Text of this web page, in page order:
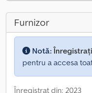
Furnizor
Notă:
pentru a accesa
Înregistrat din: 2023